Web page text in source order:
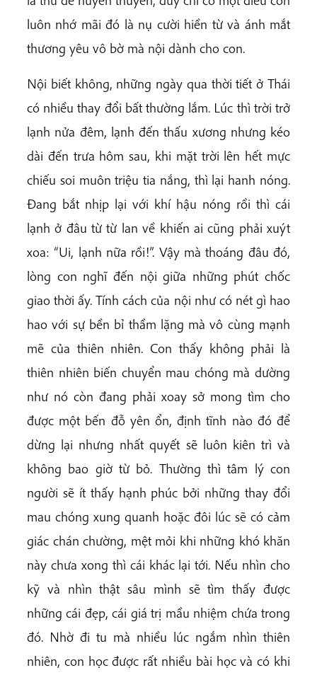
luôn nhớ mãi đó là nụ cười hiền từ và ánh mắt
thương yêu vô bờ mà nội dành cho con.
Nội biết không, những ngày qua thời tiết ở Thái
có nhiều thay đổi bất thường lắm. Lúc thì trời trở
lạnh nửa đêm, lạnh đến thấu xương nhưng kéo
dài đến trưa hôm sau, khi mặt trời lên hết mực
chiếu soi muôn triệu tia nắng, thì lại hanh nóng.
Đang bắt nhịp lại với khí hậu nóng rồi thì cái
lạnh ở đâu từ từ lan về khiến ai cũng phải xuýt
xoa: “Ui, lạnh nữa rồi!”. Vậy mà thoáng đâu đó,
lòng con nghĩ đến nội giữa những phút chốc
giao thời ấy. Tính cách của nội như có nét gì hao
hao với sự bền bỉ thầm lặng mà vô cùng mạnh
mẽ của thiên nhiên. Con thấy không phải là
thiên nhiên biến chuyển mau chóng mà dường
như nó còn đang phải xoay sở mong tìm cho
được một bến đỗ yên ổn, định tĩnh nào đó để
dừng lại nhưng nhất quyết sẽ luôn kiên trì và
không bao giờ từ bỏ. Thường thì tâm lý con
người sẽ ít thấy hạnh phúc bởi những thay đổi
mau chóng xung quanh hoặc đôi lúc sẽ có cảm
giác chán chường, mệt mỏi khi những khó khăn
này chưa xong thì cái khác lại tới. Nếu nhìn cho
kỹ và nhìn thật sâu mình sẽ tìm thấy được
những cái đẹp, cái giá trị mầu nhiệm chứa trong
đó. Nhờ đi tu mà nhiều lúc ngắm nhìn thiên
nhiên, con học được rất nhiều bài học và có khi